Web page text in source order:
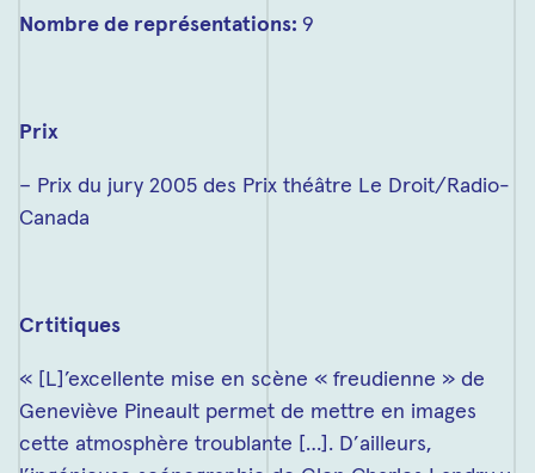
Nombre de représentations: 9
Prix
– Prix du jury 2005 des Prix théâtre Le Droit/Radio-
Canada
Crtitiques
« [L]’excellente mise en scène « freudienne » de
Geneviève Pineault permet de mettre en images
cette atmosphère troublante […]. D’ailleurs,